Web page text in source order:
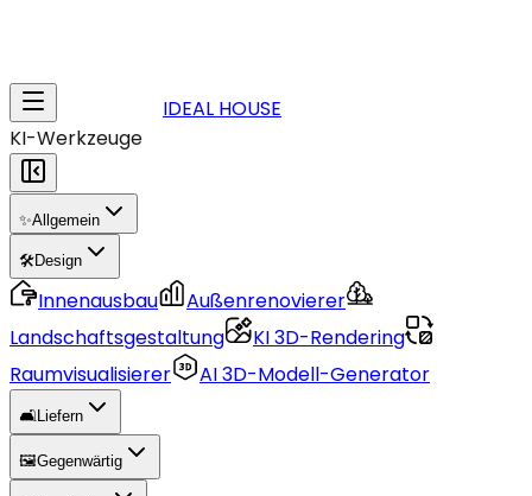
IDEAL HOUSE
KI-Werkzeuge
✨Allgemein
🛠️Design
Innenausbau
Außenrenovierer
Landschaftsgestaltung
KI 3D-Rendering
Raumvisualisierer
AI 3D-Modell-Generator
🛋️Liefern
🖼️Gegenwärtig